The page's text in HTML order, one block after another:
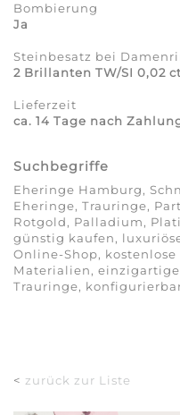
Bombierung
Ja
Steinbesatz bei
2 Brillanten TW/SI 0,02
Lieferzeit
ca. 14 Tage nach
Suchbegriffe
Eheringe Hamburg,
Eheringe, Trauringe,
Rotgold, Palladium,
günstig kaufen,
Online-Shop, kostenlose
Materialien,
Trauringe,
< zurück zur Liste